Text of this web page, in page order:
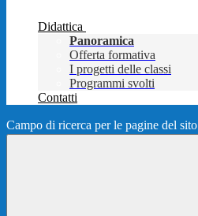
Didattica
Panoramica
Offerta formativa
I progetti delle classi
Programmi svolti
Contatti
Campo di ricerca per le pagine del sito